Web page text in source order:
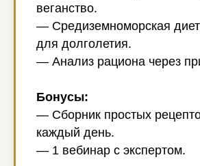
веганство.
— Средиземноморская
для долголетия.
— Анализ рациона через
Бонусы:
— Сборник простых
каждый день.
— 1 вебинар с экспертом.